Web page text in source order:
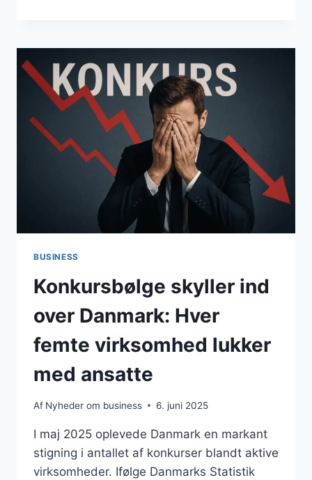
BUSINESS
Konkursbølge skyller ind
over Danmark: Hver
femte virksomhed lukker
med ansatte
Af Nyheder om business 6. juni 2025
I maj 2025 oplevede Danmark en markant
stigning i antallet af konkurser blandt aktive
virksomheder. Ifølge Danmarks Statistik